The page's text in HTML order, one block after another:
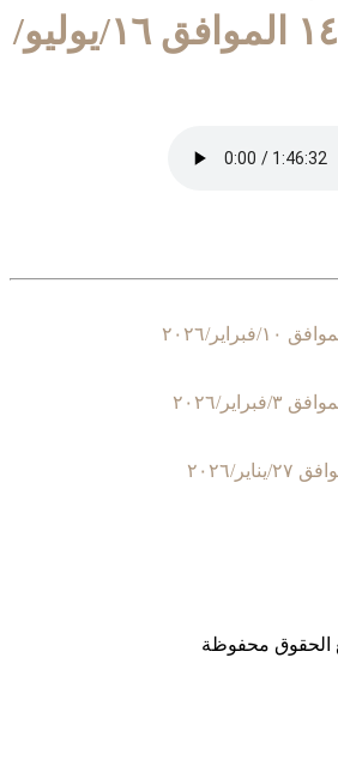
ذو الحجة/١٤٤٤ الموافق ١٦/يوليو/
الحقوق محفوظة